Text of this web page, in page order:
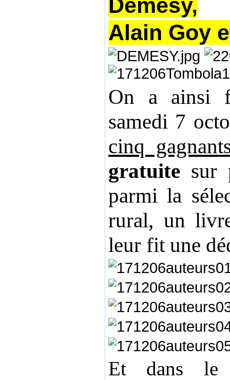
Demesy,
Alain Goy
On a ainsi
samedi 7
cinq
gratuite sur
parmi la
rural, un
leur fit une
Et dans le